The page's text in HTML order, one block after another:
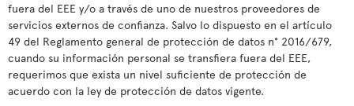
fuera del EEE y/o a través de uno de nuestros proveedores de
servicios externos de confianza. Salvo lo dispuesto en el artículo
49 del Reglamento general de protección de datos n° 2016/679,
cuando su información personal se transfiera fuera del EEE,
requerimos que exista un nivel suficiente de protección de
acuerdo con la ley de protección de datos vigente.